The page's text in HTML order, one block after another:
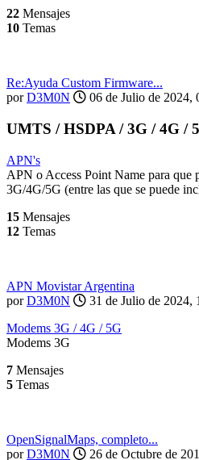
22 Mensajes
10 Temas
Re:Ayuda Custom Firmware...
porD3M0N 06 de Julio de 2024,
UMTS / HSDPA / 3G / 4G /
APN's
APN o Access Point Name para que
3G/4G/5G (entre las que se puede
15 Mensajes
12 Temas
APN Movistar Argentina
porD3M0N
31 de Julio de 2024,
Modems 3G / 4G / 5G
Modems 3G
7 Mensajes
5 Temas
OpenSignalMaps, completo...
porD3M0N
26 de Octubre de